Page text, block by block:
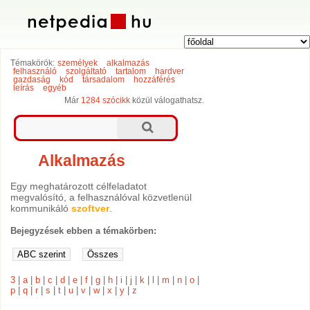
Témakörök: személyek
alkalmazás
felhasználó
szolgáltató tartalom
hardver
gazdaság
kód társadalom
hozzáférés
leírás
egyéb
Már 1284 szócikk közül válogathatsz.
Alkalmazás
Egy meghatározott célfeladatot
megvalósító, a felhasználóval közvetlenül
kommunikálószoftver.
Bejegyzések ebben a témakörben:
3 |a| b |c |d |e |f |g h |i |j k |m |n |o
p |q |r |s |t |u |v |w|x |y |z